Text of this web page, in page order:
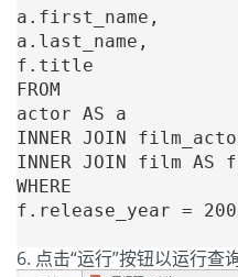
a.first_name,
a.last_name,
f.title
FROM
actor AS a
INNER JOIN
INNER JOIN film
WHERE
f.release_year =
点击“运行”按钮以运行查